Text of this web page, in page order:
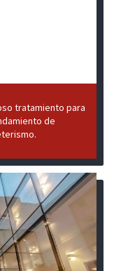
tratamiento para
de